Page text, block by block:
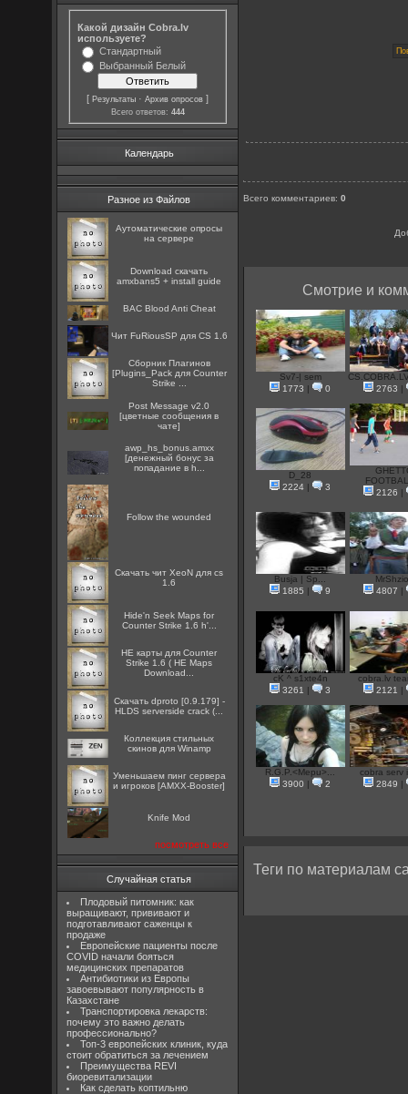
Какой дизайн Cobra.lv
используете?
Стандартный
Выбранный Белый
[Результаты ·Архив опросов ]
Всего ответов: 444
Календарь
Разное из Файлов
Аутоматические опросы
на сервере
Download скачать
amxbans5 + install guide
BAC Blood Anti Cheat
Чит FuRiousSP для CS 1.6
Сборник Плагинов
[Plugins_Pack для Counter
Strike ...
Post Message v2.0
[цветные сообщения в
чате]
awp_hs_bonus.amxx
[денежный бонус за
попадание в h...
Follow the wounded
Скачать чит XeoN для cs
1.6
Hide'n Seek Maps for
Counter Strike 1.6 h'...
HE карты для Counter
Strike 1.6 ( HE Maps
Download...
Скачать dproto [0.9.179] -
HLDS serverside crack (...
Коллекция стильных
скинов для Winamp
Уменьшаем пинг сервера
и игроков [AMXX-Booster]
Knife Mod
посмотреть все
Случайная статья
Плодовый питомник: как
выращивают, прививают и
подготавливают саженцы к
продаже
Европейские пациенты после
COVID начали бояться
медицинских препаратов
Антибиотики из Европы
завоевывают популярность в
Казахстане
Транспортировка лекарств:
почему это важно делать
профессионально?
Топ-3 европейских клиник, куда
стоит обратиться за лечением
Преимущества REVI
биоревитализации
Как сделать коптильню
Всего комментариев:0
Смотрие и
Sv7-| sem
1773
| 0
2763
|
D_28
2224 | 3
2126
|
Busja | Sp...
1885
| 9
4807
|
cK ^ s1xte4n
3261
| 3
cobra.lv
2121
|
R.G.P.<Mepu>...
3900
| 2
cobra serv
2849
|
Теги по материалам